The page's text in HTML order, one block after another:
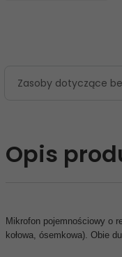
Zasoby dotyczące
Opis
Mikrofon pojemnościowy o
kołowa, ósemkowa). Obie